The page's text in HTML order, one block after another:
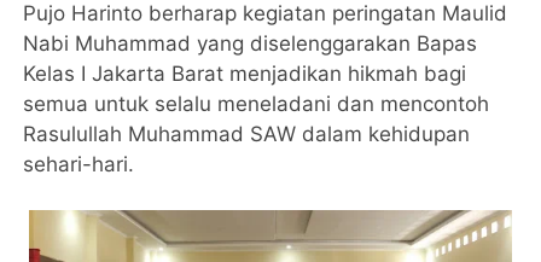
Pujo Harinto berharap kegiatan peringatan Maulid
Nabi Muhammad yang diselenggarakan Bapas
Kelas I Jakarta Barat menjadikan hikmah bagi
semua untuk selalu meneladani dan mencontoh
Rasulullah Muhammad SAW dalam kehidupan
sehari-hari.